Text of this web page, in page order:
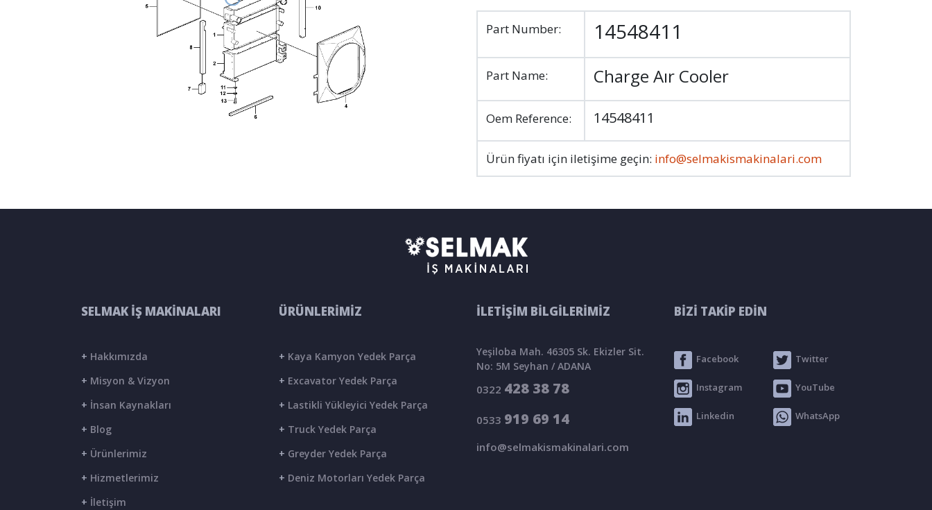
Part Number: 14548411
Part Name: Charge Aır Cooler
Oem Reference: 14548411
Ürün fiyatı için iletişime geçin: info@selmakismakinalari.com
SELMAK İŞ MAKİNALARI
+ Hakkımızda
+ Misyon & Vizyon
+ İnsan Kaynakları
+ Blog
+ Ürünlerimiz
+ Hizmetlerimiz
+ İletişim
ÜRÜNLERİMİZ
+ Kaya Kamyon Yedek Parça
+ Excavator Yedek Parça
+ Lastikli Yükleyici Yedek Parça
+ Truck Yedek Parça
+ Greyder Yedek Parça
+ Deniz Motorları Yedek Parça
İLETİŞİM BİLGİLERİMİZ
Yeşiloba Mah. 46305 Sk. Ekizler Sit.
No: 5M Seyhan / ADANA
0322 428 38 78
0533 919 69 14
info@selmakismakinalari.com
BİZİ TAKİP EDİN
Facebook Twitter
Instagram YouTube
Linkedin WhatsApp